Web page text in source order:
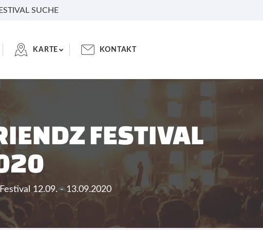
SUCHE
KARTE KONTAKT
FESTIVAL
12.09. - 13.09.2020